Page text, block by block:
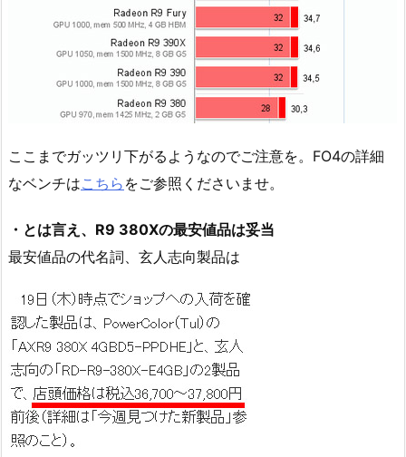
ここまでガッツリ下がるようなのでご注意を。FO4の詳細
なベンチはこちら をご参照くださいませ。
・ とは言え、R9 380Xの最安値品は妥当
最安値品の代名詞、玄人志向製品は